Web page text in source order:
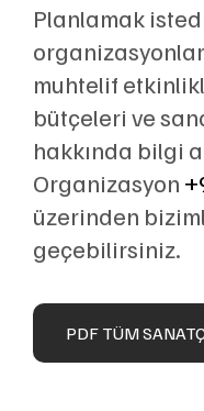
Planlamak
muhtelif
bütçeleri ve
hakkında bilgi
Organizasyon
üzerinden
geçebilirsiniz.
PDF TÜM